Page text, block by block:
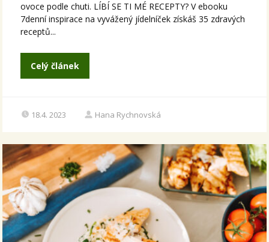
ovoce podle chuti. LÍBÍ SE TI MÉ RECEPTY? V ebooku
7denní inspirace na vyvážený jídelníček získáš 35 zdravých
receptů...
Celý článek
18.4. 2023 Hana Rychnovská